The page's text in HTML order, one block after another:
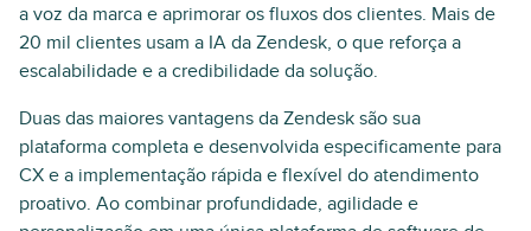
a voz da marca e aprimorar os fluxos dos clientes. Mais de
20 mil clientes usam a IA da Zendesk, o que reforça a
escalabilidade e a credibilidade da solução.
Duas das maiores vantagens da Zendesk são sua
plataforma completa e desenvolvida especificamente para
CX e a implementação rápida e flexível do atendimento
proativo. Ao combinar profundidade, agilidade e